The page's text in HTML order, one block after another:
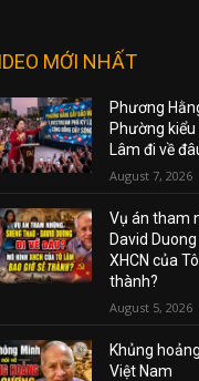
MỚI NHẤT
Phương
Phường kiểu
Lâm đi về
August 7, 2026
Vụ án tham
David
XHCN của
thành?
August 5, 2026
Khủng
Việt Nam